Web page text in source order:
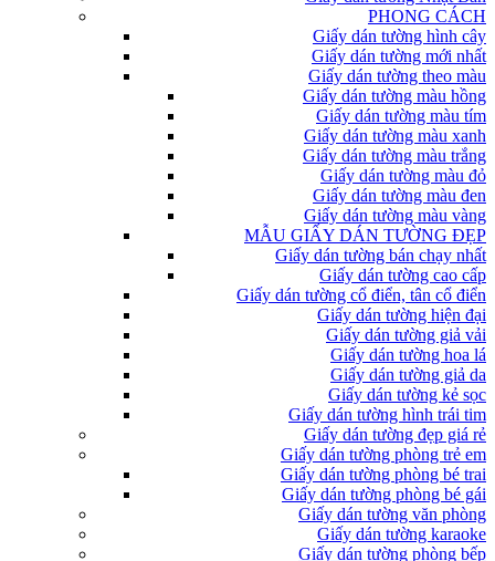
PHONG CÁCH
Giấy dán tường hình cây
Giấy dán tường mới nhất
Giấy dán tường theo màu
Giấy dán tường màu hồng
Giấy dán tường màu tím
Giấy dán tường màu xanh
Giấy dán tường màu trắng
Giấy dán tường màu đỏ
Giấy dán tường màu đen
Giấy dán tường màu vàng
MẪU GIẤY DÁN TƯỜNG ĐẸP
Giấy dán tường bán chạy nhất
Giấy dán tường cao cấp
Giấy dán tường cổ điển, tân cổ điển
Giấy dán tường hiện đại
Giấy dán tường giả vải
Giấy dán tường hoa lá
Giấy dán tường giả da
Giấy dán tường kẻ sọc
Giấy dán tường hình trái tim
Giấy dán tường đẹp giá rẻ
Giấy dán tường phòng trẻ em
Giấy dán tường phòng bé trai
Giấy dán tường phòng bé gái
Giấy dán tường văn phòng
Giấy dán tường karaoke
Giấy dán tường phòng bếp